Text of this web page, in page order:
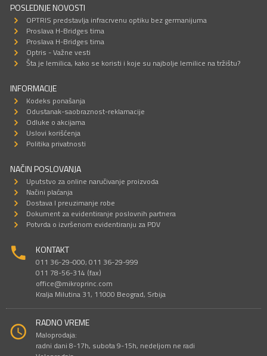
POSLEDNJE NOVOSTI
OPTRIS predstavlja infracrvenu optiku bez germanijuma
Proslava H-Bridges tima
Proslava H-Bridges tima
Optris - Važne vesti
Šta je lemilica, kako se koristi i koje su najbolje lemilice na tržištu?
INFORMACIJE
Kodeks ponašanja
Odustanak-saobraznost-reklamacije
Odluke o akcijama
Uslovi korišćenja
Politika privatnosti
NAČIN POSLOVANJA
Uputstvo za online naručivanje proizvoda
Načini plaćanja
Dostava I preuzimanje robe
Dokument za evidentiranje poslovnih partnera
Potvrda o izvršenom evidentiranju za PDV
KONTAKT
011 36-29-000; 011 36-29-999
011 78-56-314 (fax)
office@mikroprinc.com
Kralja Milutina 31, 11000 Beograd, Srbija
RADNO VREME
Maloprodaja:
radni dani 8-17h, subota 9-15h, nedeljom ne radi